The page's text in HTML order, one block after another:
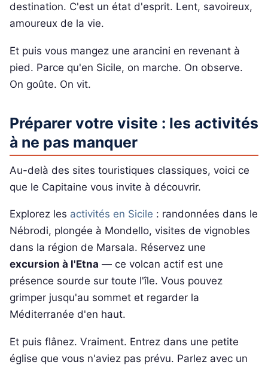
destination. C'est un état d'esprit. Lent, savoireux,
amoureux de la vie.
Et puis vous mangez une arancini en revenant à
pied. Parce qu'en Sicile, on marche. On observe.
On goûte. On vit.
Préparer votre visite : les activités
à ne pas manquer
Au-delà des sites touristiques classiques, voici ce
que le Capitaine vous invite à découvrir.
Explorez les activités en Sicile : randonnées dans le
Nébrodi, plongée à Mondello, visites de vignobles
dans la région de Marsala. Réservez une
excursion à l'Etna — ce volcan actif est une
présence sourde sur toute l'île. Vous pouvez
grimper jusqu'au sommet et regarder la
Méditerranée d'en haut.
Et puis flânez. Vraiment. Entrez dans une petite
église que vous n'aviez pas prévu. Parlez avec un